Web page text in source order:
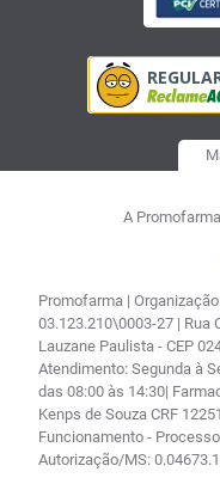
A
Promofarma |
03.123.210\0003-27 | Rua
Lauzane Paulista - CEP
Atendimento: Segunda à
das 08:00 às 14:30|
Kenps de Souza CRF
Funcionamento -
Autorização/MS: